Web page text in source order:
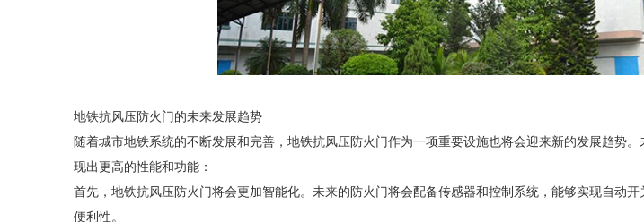
地铁抗风压防火门的未来发展趋势
随着城市地铁系统的不断发展和完善，地铁抗风压防火门作为一项重要设施也将会迎来新的发展趋势
现出更高的性能和功能：
首先，地铁抗风压防火门将会更加智能化。未来的防火门将会配备传感器和控制系统，能够实现自动
便利性。